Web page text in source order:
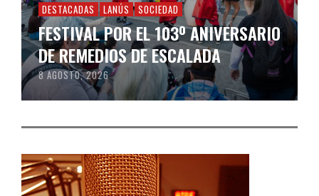
DESTACADAS LANÚS SOCIEDAD
FESTIVAL POR EL 103º ANIVERSARIO
DE REMEDIOS DE ESCALADA
8 AGOSTO, 2026